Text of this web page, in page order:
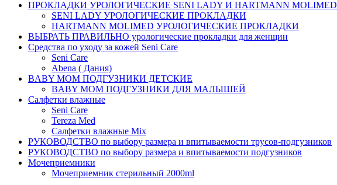
ПРОКЛАДКИ УРОЛОГИЧЕСКИЕ SENI LADY И HARTMANN MOLIMED
SENI LADY УРОЛОГИЧЕСКИЕ ПРОКЛАДКИ
HARTMANN MOLIMED УРОЛОГИЧЕСКИЕ ПРОКЛАДКИ
ВЫБРАТЬ ПРАВИЛЬНО урологические прокладки для женщин
Средства по уходу за кожей Seni Care
Seni Care
Abena ( Дания)
BABY MOM ПОДГУЗНИКИ ДЕТСКИЕ
BABY MOM ПОДГУЗНИКИ ДЛЯ МАЛЫШЕЙ
Салфетки влажные
Seni Care
Tereza Med
Салфетки влажные Mix
РУКОВОДСТВО по выбору размера и впитываемости трусов-подгузников
РУКОВОДСТВО по выбору размера и впитываемости подгузников
Мочеприемники
Мочеприемник стерильный 2000ml